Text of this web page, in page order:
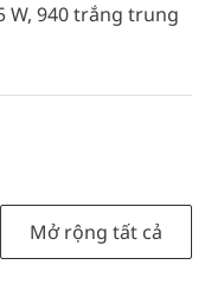
W, 940 trắng trung
Mở rộng tất cả